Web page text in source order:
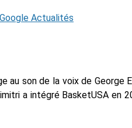
Google Actualités
au son de la voix de George
a intégré BasketUSA en